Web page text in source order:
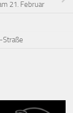
21. Februar
Straße